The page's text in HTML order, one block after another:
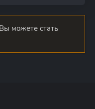
можете стать